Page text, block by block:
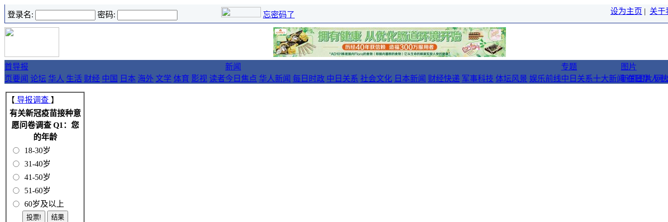
登录名: 密码: 忘密码了 设为主页 | 关于
首
页
导报
要闻 论坛 华人 生活 财经 中国 日本 海外 文学 体育 影视 读者
新闻
今日焦点 华人新闻 每日时政 中日关系 社会文化 日本新闻 财经快递 军事科技 体坛风景 娱乐前线
专题
中日关系十大新闻 在日华人
图片
新闻图片 网
【 导报调查 】
有关新冠疫苗接种意
愿问卷调查 Q1：您
的年龄
18-30岁
31-40岁
41-50岁
51-60岁
60岁及以上